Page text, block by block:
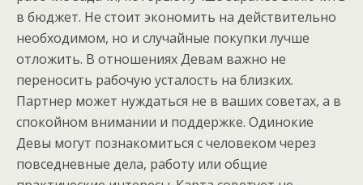
в бюджет. Не стоит экономить на действительно
необходимом, но и случайные покупки лучше
отложить. В отношениях Девам важно не
переносить рабочую усталость на близких.
Партнер может нуждаться не в ваших советах, а в
спокойном внимании и поддержке. Одинокие
Девы могут познакомиться с человеком через
повседневные дела, работу или общие